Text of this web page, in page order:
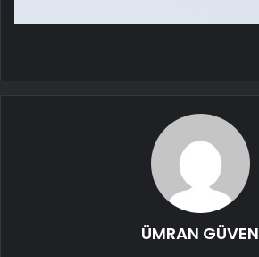
ÜMRAN GÜVEN